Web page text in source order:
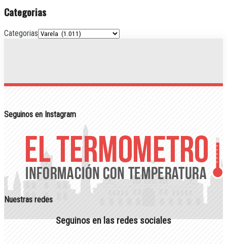
Categorias
Categorias
Seguinos en Instagram
Nuestras redes
Seguinos en las redes sociales